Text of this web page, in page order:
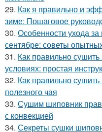
29. Как я правильно и
зиме: Пошаговое
30. Особенности ухода за
сентябре: советы
31. Как правильно
условиях: простая
32. Как правильно
полезного чая
33. Сушим шиповник
с конвекцией
34. Секреты сушки